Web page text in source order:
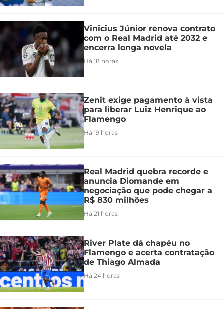
Vinicius Júnior renova contrato
com o Real Madrid até 2032 e
encerra longa novela
Há 18 horas
Zenit exige pagamento à vista
para liberar Luiz Henrique ao
Flamengo
Há 19 horas
Real Madrid quebra recorde e
anuncia Diomande em
negociação que pode chegar a
R$ 830 milhões
Há 21 horas
River Plate dá chapéu no
Flamengo e acerta contratação
de Thiago Almada
Há 24 horas